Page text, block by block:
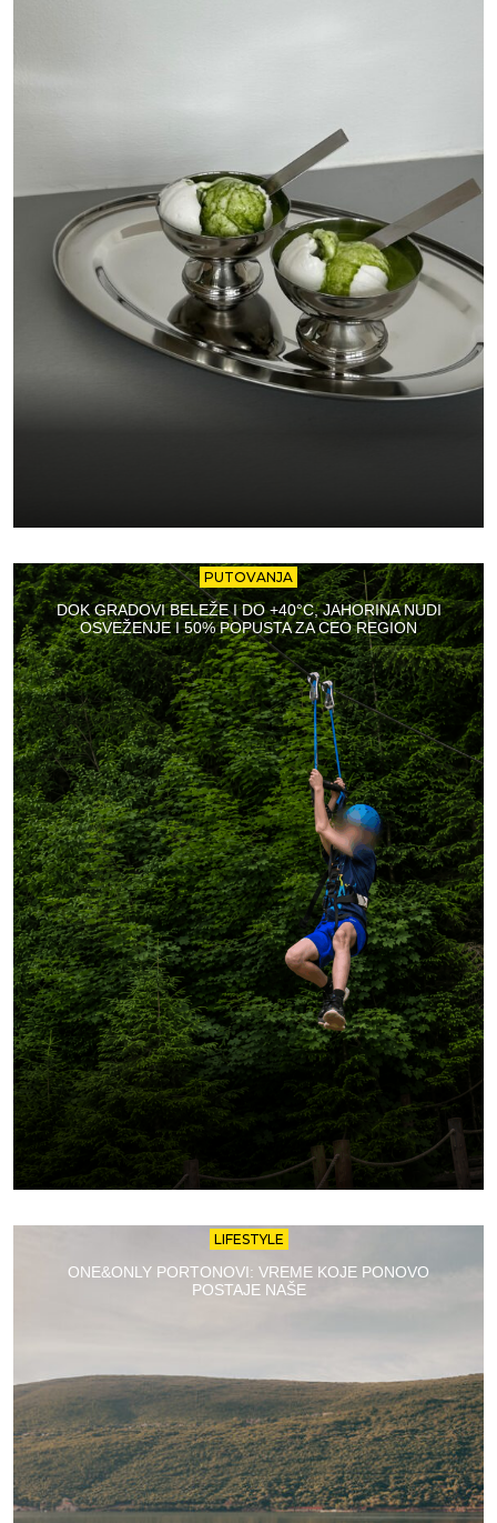
PUTOVANJA
DOK GRADOVI BELEŽE I DO +40°C, JAHORINA NUDI
OSVEŽENJE I 50% POPUSTA ZA CEO REGION
LIFESTYLE
ONE&ONLY PORTONOVI: VREME KOJE PONOVO
POSTAJE NAŠE